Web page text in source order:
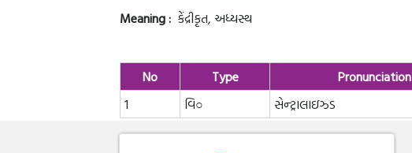
Meaning : કેંદ્રીકૃત, અધ્યસ્થ
No Type Pronunciation
1
વિ○ સેન્ટ્રાલાઇઝ્ડ